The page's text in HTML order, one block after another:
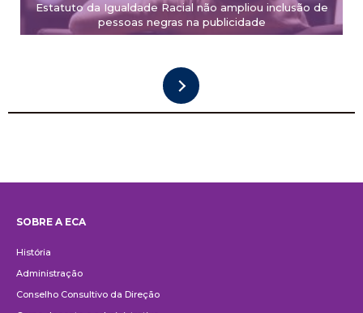
Estatuto da Igualdade Racial não ampliou inclusão de
pessoas negras na publicidade
SOBRE A ECA
História
Administração
Conselho Consultivo da Direção